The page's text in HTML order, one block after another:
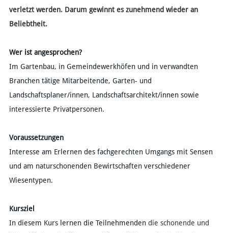
verletzt werden. Darum gewinnt es zunehmend wieder an
Beliebtheit.
Wer ist angesprochen?
Im Gartenbau, in Gemeindewerkhöfen und in verwandten
Branchen tätige Mitarbeitende, Garten- und
Landschaftsplaner/innen, Landschaftsarchitekt/innen sowie
interessierte Privatpersonen.
Voraussetzungen
​Interesse am Erlernen des fachgerechten Umgangs mit Sensen
und am naturschonenden Bewirtschaften verschiedener
Wiesentypen.
Kursziel
In diesem Kurs lernen die Teilnehmenden die schonende und